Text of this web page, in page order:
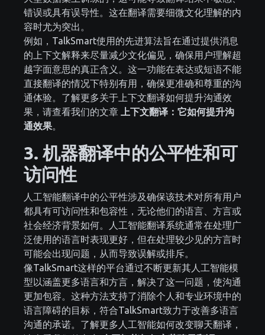
错误或具有误导性。这在翻译需要细微文化理解的内
容时尤为突出。
例如，TalkSmart使用的先进算法旨在通过提供消息
的上下文解释来尽量减少文化偏见，确保用户理解超
越字面意思的真正含义。这一功能在表达或短语不能
直接翻译的情况下特别有用，确保更准确和尊重的沟
通体验。了解更多关于上下文翻译如何提升沟通效
果，请查看我们的文章
上下文翻译：它如何提升沟
通效果
3. 机器翻译中的公平性和可
访问性
人工智能翻译中的公平性涉及确保该技术对所有用户
都具有可访问性和包容性，无论他们的语言、方言或
社会经济背景如何。人工智能翻译系统通常在处理广
泛使用的语言时表现更好，但在处理较少见的方言时
可能会出现问题，从而导致误解或排斥。
像TalkSmart这样的平台通过不断更新其人工智能模
型以涵盖更多语言和方言，解决了这一问题，使沟通
更加包容。这种方法支持了消除个人和专业环境中的
语言障碍的目标，符合TalkSmart致力于改善多语言
沟通的承诺。了解更多人工智能如何改变聊天翻译，